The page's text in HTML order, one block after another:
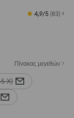
4,9/5 (83)
Πίνακας μεγεθών
5 Χ)